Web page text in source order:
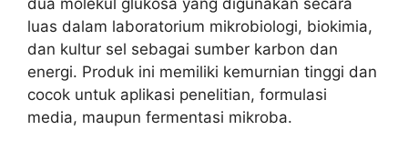
dua molekul glukosa yang digunakan secara
luas dalam laboratorium mikrobiologi, biokimia,
dan kultur sel sebagai sumber karbon dan
energi. Produk ini memiliki kemurnian tinggi dan
cocok untuk aplikasi penelitian, formulasi
media, maupun fermentasi mikroba.